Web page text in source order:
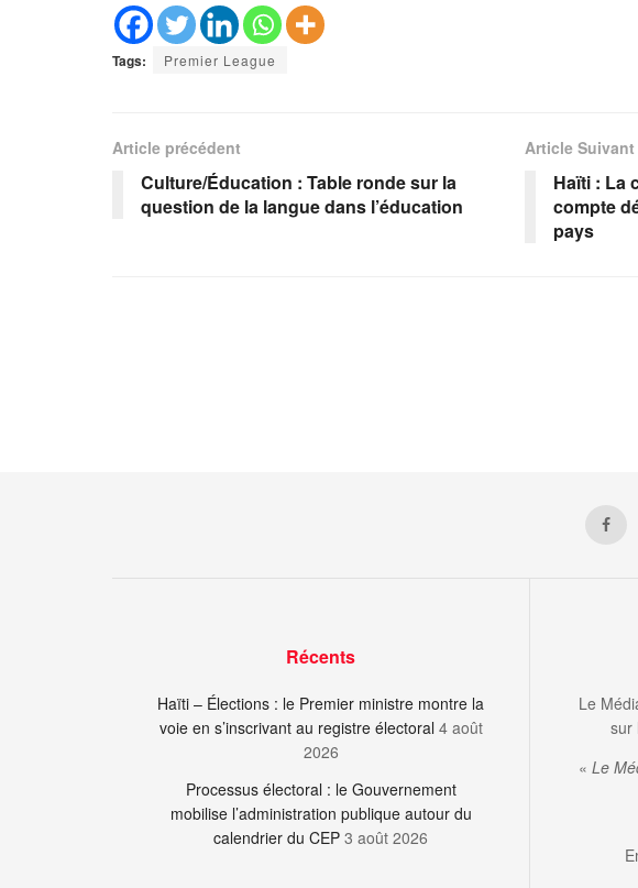
Tags: Premier League
Article précédent
Culture/Éducation : Table ronde sur la
question de la langue dans l’éducation
Article Suivant
Haïti : La
compte
pays
Récents
Haïti – Élections : le Premier ministre montre la
voie en s’inscrivant au registre électoral 4 août
2026
Processus électoral : le Gouvernement
mobilise l’administration publique autour du
calendrier du CEP 3 août 2026
Le
sur
« Le